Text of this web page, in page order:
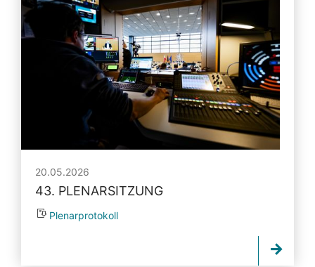
20.05.2026
43. PLENARSITZUNG
Plenarprotokoll